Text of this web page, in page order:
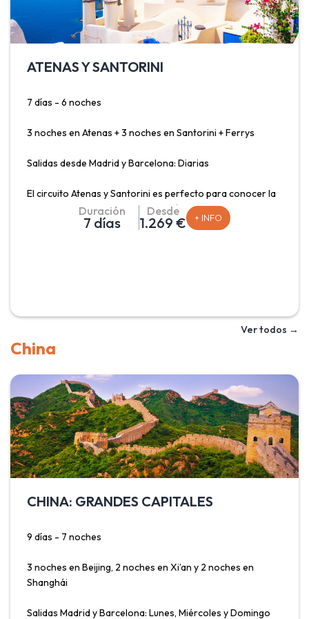
ATENAS Y SANTORINI
7 días - 6 noches
3 noches en Atenas + 3 noches en Santorini + Ferrys
Salidas desde Madrid y Barcelona: Diarias
El circuito Atenas y Santorini es perfecto para conocer la
capital Griega y una de sus islas más famosas. Atenas una
de las ciudades habitadas más antiguas, con más de 3.000
realizar el recorrido a pie o a espalda de un asno, también
por un pequeño teleférico en Fira. Además de un servicio
de autocares que conecta los distintos pueblos de la isla.
belleza ha hecho de Santorini una atracción turística
ineludible en su viaje a Grecia, donde además podrá
disfrutar de su magnífica gastronomía, tan rica y
mediterránea.
Duración
7 días
Desde
1.269 € + INFO
Ver todos →
China
CHINA: GRANDES CAPITALES
9 días - 7 noches
3 noches en Beijing, 2 noches en Xi’an y 2 noches en
Shanghái
Salidas Madrid y Barcelona: Lunes, Miércoles y Domingo